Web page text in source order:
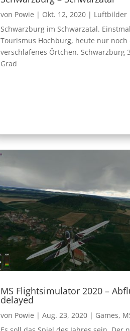
von Powie | Okt. 12, 2020 | Luftbilder
Schwarzburg im Schwarzatal.
Tourismus Hochburg, heute nur noch
verschlafenes Örtchen. Schwarzburg
Grad
MS Flightsimulator 2020 –
delayed
von Powie | Aug. 23, 2020 | Games,